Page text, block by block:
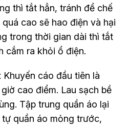
thì tắt hẳn, tránh để chế
cao sẽ hao điện và hại
trong thời gian dài thì tắt
cắm ra khỏi ổ điện.
cáo đầu tiên là
cao điểm. Lau sạch bề
Tập trung quần áo lại
quần áo mỏng trước,